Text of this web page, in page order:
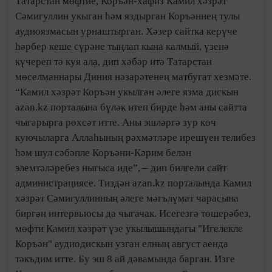
Сәмигуллин укыган һәм яздырган Коръәннең тулы
аудиоязмасын урнаштырган. Хәзер сайтка керүче
һәрбер кеше сүрәне тыңлап кына калмый, үзенә
күчереп тә куя ала, дип хәбәр итә Татарстан
мөселманнары Диния нәзарәтенең матбугат хезмәте.
“Камил хәзрәт Коръән укылган әлеге язма дискын
azan.kz порталына бүләк итеп бирде һәм аны сайтта
чыгарырга рөхсәт итте. Аны эшләргә зур көч
куючыларга Аллаһының рәхмәтләре ирешүен телибез
һәм шул сәбәпле Коръәни-Кәрим белән
элемтәләребез ныгыса иде”, – дип билгели сайт
администрациясе. Тиздән azan.kz порталында Камил
хәзрәт Сәмигуллинның әлеге мәгълүмат чарасына
биргән интервьюсы да чыгачак. Исегезгә төшерәбез,
мөфти Камил хәзрәт үзе укылышындагы "Игелекле
Коръән" аудиодискын узган елның август аенда
тәкъдим итте. Бу эш 8 ай дәвамында барган. Изге